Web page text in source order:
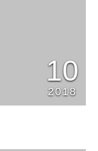
10
2018